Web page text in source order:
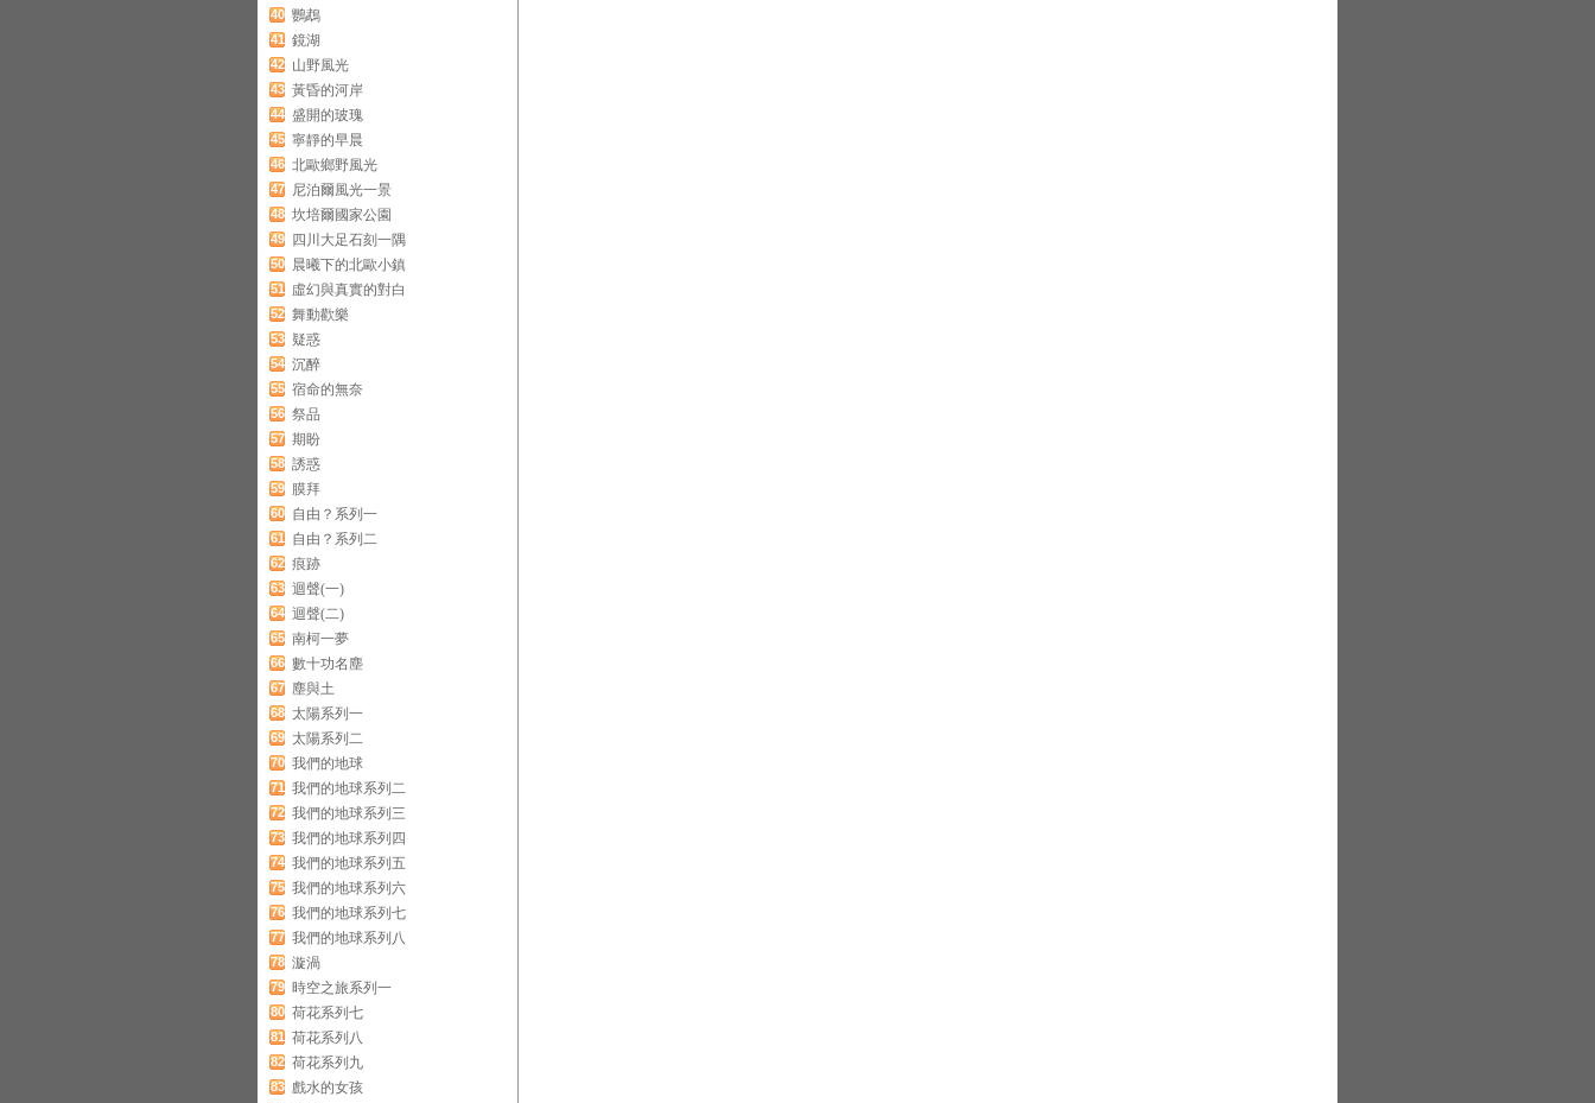
40 鸚鵡
41 鏡湖
42 山野風光
43 黃昏的河岸
44 盛開的玻瑰
45 寧靜的早晨
46 北歐鄉野風光
47 尼泊爾風光一景
48 坎培爾國家公園
49 四川大足石刻一隅
50 晨曦下的北歐小鎮
51 虛幻與真實的對白
52 舞動歡樂
53 疑惑
54 沉醉
55 宿命的無奈
56 祭品
57 期盼
58 誘惑
59 膜拜
60 自由？系列一
61 自由？系列二
62 痕跡
63 迴聲(一)
64 迴聲(二)
65 南柯一夢
66 數十功名塵
67 塵與土
68 太陽系列一
69 太陽系列二
70 我們的地球
71 我們的地球系列二
72 我們的地球系列三
73 我們的地球系列四
74 我們的地球系列五
75 我們的地球系列六
76 我們的地球系列七
77 我們的地球系列八
78 漩渦
79 時空之旅系列一
80 荷花系列七
81 荷花系列八
82 荷花系列九
83 戲水的女孩